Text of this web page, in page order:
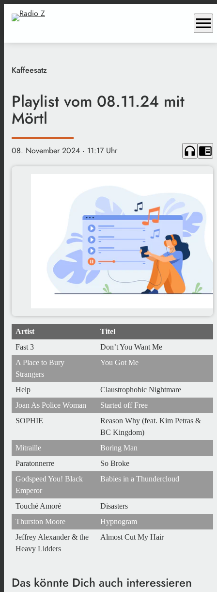
menu
Kaffeesatz
Playlist vom 08.11.24 mit
Mörtl
08. November 2024 · 11:17 Uhr headphones chrome_reader_mode
Artist
Titel
Fast 3
Don’t You Want Me
A Place to Bury
Strangers
You Got Me
Help
Claustrophobic Nightmare
Joan As Police Woman
Started off Free
SOPHIE
Reason Why (feat. Kim Petras &
BC Kingdom)
Mitraille
Boring Man
Paratonnerre
So Broke
Godspeed You! Black
Emperor
Babies in a Thundercloud
Touché Amoré
Disasters
Thurston Moore
Hypnogram
Jeffrey Alexander & the
Heavy Lidders
Almost Cut My Hair
Das könnte Dich auch interessieren